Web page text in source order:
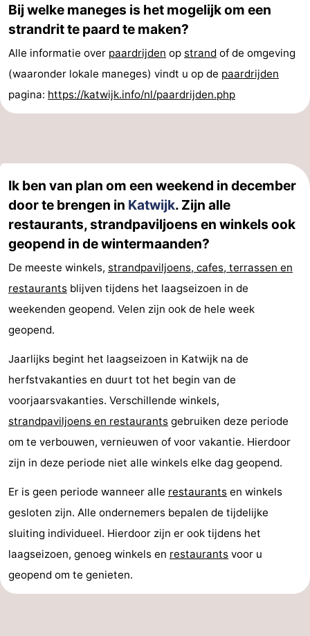
Bij welke maneges is het mogelijk om een
strandrit te paard te maken?
Alle informatie over paardrijden op strand of de omgeving
(waaronder lokale maneges) vindt u op de paardrijden
pagina: https://katwijk.info/nl/paardrijden.php
Ik ben van plan om een weekend in december
door te brengen in Katwijk. Zijn alle
restaurants, strandpaviljoens en winkels ook
geopend in de wintermaanden?
De meeste winkels, strandpaviljoens, cafes, terrassen en
restaurants blijven tijdens het laagseizoen in de
weekenden geopend. Velen zijn ook de hele week
geopend.
Jaarlijks begint het laagseizoen in Katwijk na de
herfstvakanties en duurt tot het begin van de
voorjaarsvakanties. Verschillende winkels,
strandpaviljoens en restaurants gebruiken deze periode
om te verbouwen, vernieuwen of voor vakantie. Hierdoor
zijn in deze periode niet alle winkels elke dag geopend.
Er is geen periode wanneer alle restaurants en winkels
gesloten zijn. Alle ondernemers bepalen de tijdelijke
sluiting individueel. Hierdoor zijn er ook tijdens het
laagseizoen, genoeg winkels en restaurants voor u
geopend om te genieten.